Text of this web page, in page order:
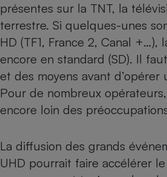
présentes sur la TNT, la
terrestre. Si quelques-unes
HD (TF1, France 2, Canal +…),
encore en standard (SD). Il
et des moyens avant d’opérer
Pour de nombreux
encore loin des
La diffusion des grands
UHD pourrait faire accélérer